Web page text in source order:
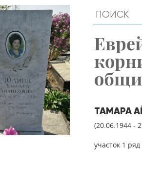
ТАМАРА
(20.06.1944 -
участок 1